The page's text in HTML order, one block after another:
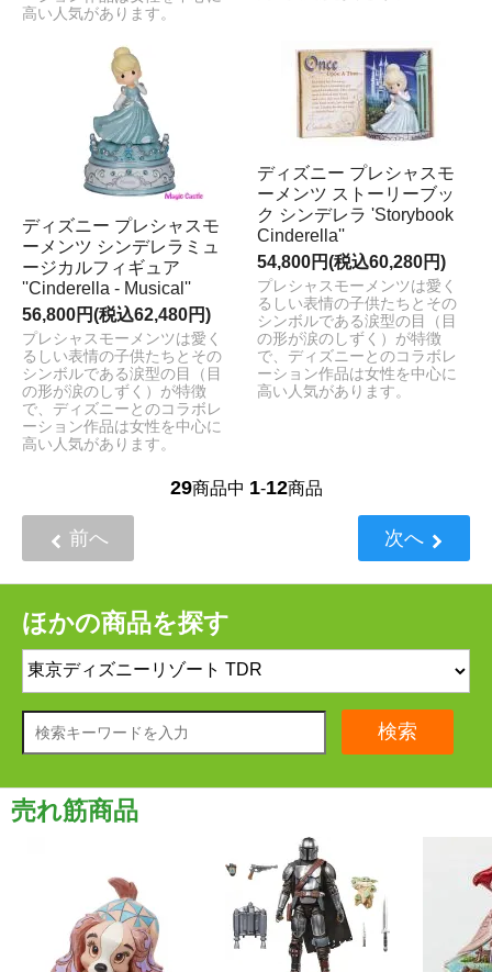
高い人気があります。
ディズニー プレシャスモ
ーメンツ シンデレラミュ
ージカルフィギュア
''Cinderella - Musical''
56,800円(税込62,480円)
プレシャスモーメンツは愛く
るしい表情の子供たちとその
シンボルである涙型の目（目
の形が涙のしずく）が特徴
で、ディズニーとのコラボレ
ーション作品は女性を中心に
高い人気があります。
ディズニー プレシャスモ
ーメンツ ストーリーブッ
ク シンデレラ 'Storybook
Cinderella''
54,800円(税込60,280円)
プレシャスモーメンツは愛く
るしい表情の子供たちとその
シンボルである涙型の目（目
の形が涙のしずく）が特徴
で、ディズニーとのコラボレ
ーション作品は女性を中心に
高い人気があります。
29商品中 1-12商品
前へ 次へ
ほかの商品を探す
検索
売れ筋商品